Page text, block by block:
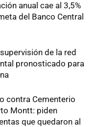
anual cae al 3,5%
del Banco Central
de la red
pronosticado para
contra Cementerio
Montt: piden
que quedaron al